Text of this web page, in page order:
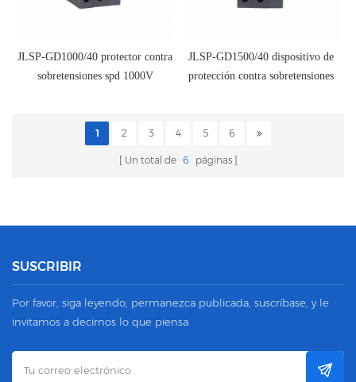
JLSP-GD1000/40 protector contra
sobretensiones spd 1000V
JLSP-GD1500/40 dispositivo de
protección contra sobretensiones
1 2 3 4 5 6
Un total de 6 páginas
SUSCRIBIR
Por favor, siga leyendo, permanezca publicada, suscríbase, y le
invitamos a decirnos lo que piensa.